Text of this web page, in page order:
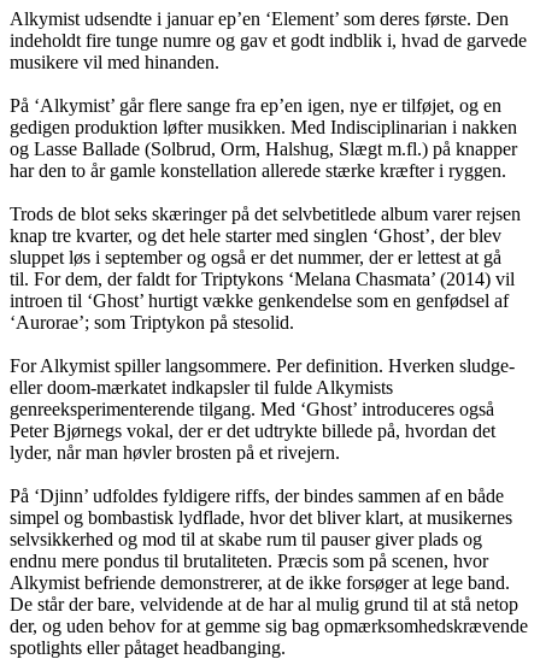
Alkymist udsendte i januar ep’en ‘Element’ som deres første. Den
indeholdt fire tunge numre og gav et godt indblik i, hvad de garvede
musikere vil med hinanden.
På ‘Alkymist’ går flere sange fra ep’en igen, nye er tilføjet, og en
gedigen produktion løfter musikken. Med Indisciplinarian i nakken
og Lasse Ballade (Solbrud, Orm, Halshug, Slægt m.fl.) på knapper
har den to år gamle konstellation allerede stærke kræfter i ryggen.
Trods de blot seks skæringer på det selvbetitlede album varer rejsen
knap tre kvarter, og det hele starter med singlen ‘Ghost’, der blev
sluppet løs i september og også er det nummer, der er lettest at gå
til. For dem, der faldt for Triptykons ‘Melana Chasmata’ (2014) vil
introen til ‘Ghost’ hurtigt vække genkendelse som en genfødsel af
‘Aurorae’; som Triptykon på stesolid.
For Alkymist spiller langsommere. Per definition. Hverken sludge-
eller doom-mærkatet indkapsler til fulde Alkymists
genreeksperimenterende tilgang. Med ‘Ghost’ introduceres også
Peter Bjørnegs vokal, der er det udtrykte billede på, hvordan det
lyder, når man høvler brosten på et rivejern.
På ‘Djinn’ udfoldes fyldigere riffs, der bindes sammen af en både
simpel og bombastisk lydflade, hvor det bliver klart, at musikernes
selvsikkerhed og mod til at skabe rum til pauser giver plads og
endnu mere pondus til brutaliteten. Præcis som på scenen, hvor
Alkymist befriende demonstrerer, at de ikke forsøger at lege band.
De står der bare, velvidende at de har al mulig grund til at stå netop
der, og uden behov for at gemme sig bag opmærksomhedskrævende
spotlights eller påtaget headbanging.